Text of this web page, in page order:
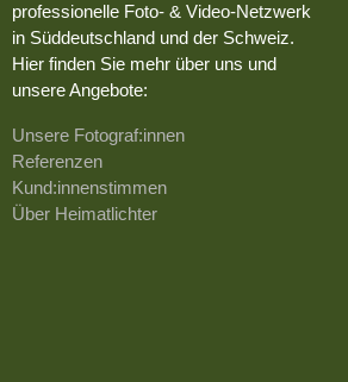
professionelle Foto- & Video-Netzwerk
in Süddeutschland und der Schweiz.
Hier finden Sie mehr über uns und
unsere Angebote:
Unsere Fotograf:innen
Referenzen
Kund:innenstimmen
Über Heimatlichter